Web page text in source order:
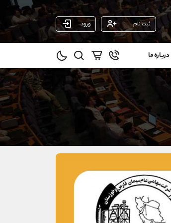
ثبت نام ورود
درباره ما
(محسن یزدی)
09304891085
شروع گفتگو
@Armteam_admin_103
021-22021030
90001030
@alireza.mehrabii
@alirezamehrabi_com
@alirezamehrabi_official